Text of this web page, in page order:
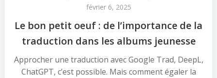
février 6, 2025
Le bon petit oeuf : de l’importance de la
traduction dans les albums jeunesse
Approcher une traduction avec Google Trad, DeepL,
ChatGPT, c’est possible. Mais comment égaler la